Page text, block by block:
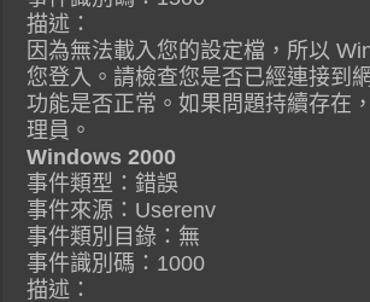
描述：
因為無法載入您的設定檔，所以
您登入。請檢查您是否已經連接到
功能是否正常。如果問題持續存在
理員。
Windows 2000
事件類型：錯誤
事件來源：Userenv
事件類別目錄：無
事件識別碼：1000
描述：